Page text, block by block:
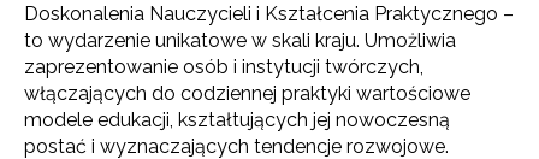
Doskonalenia Nauczycieli i Kształcenia Praktycznego –
to wydarzenie unikatowe w skali kraju. Umożliwia
zaprezentowanie osób i instytucji twórczych,
włączających do codziennej praktyki wartościowe
modele edukacji, kształtujących jej nowoczesną
postać i wyznaczających tendencje rozwojowe.